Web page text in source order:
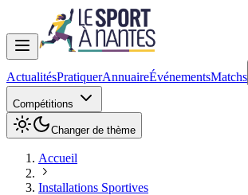
ActualitésPratiquerAnnuaireÉvénementsMatchs
Compétitions
Changer de thème
Accueil
Installations Sportives